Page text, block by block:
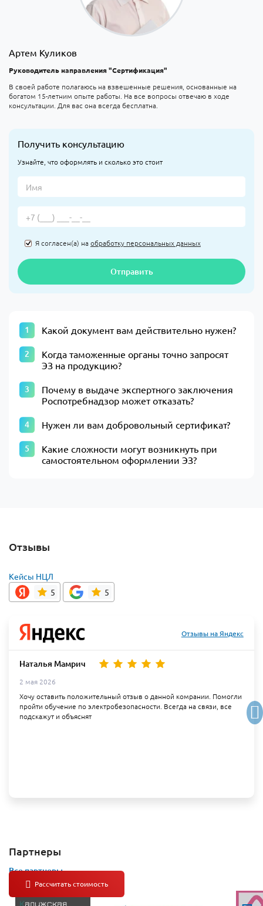
Артем Куликов
Руководитель направления "Сертификация"
В своей работе полагаюсь на взвешенные решения, основанные на
богатом 15-летним опыте работы. На все вопросы отвечаю в ходе
консультации. Для вас она всегда бесплатна.
Получить консультацию
Узнайте, что оформлять и сколько это стоит
Я согласен(а) наобработку персональных данных
Отправить
Какой документ вам действительно нужен?
Когда таможенные органы точно запросят
ЭЗ на продукцию?
Почему в выдаче экспертного заключения
Роспотребнадзор может отказать?
Нужен ли вам добровольный сертификат?
Какие сложности могут возникнуть при
самостоятельном оформлении ЭЗ?
Отзывы
Кейсы НЦЛ
5
5
Отзывы на Яндекс
Наталья Мамрич
2 мая 2026
Хочу оставить положительный отзыв о данной комрании. Помогли
пройти обучение по электробезопасности. Всегда на связи, все
подскажут и объяснят
Партнеры
Все партнеры